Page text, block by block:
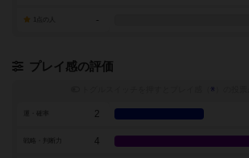
-
プレイ感の評価
※
2
戦略・判断力 4